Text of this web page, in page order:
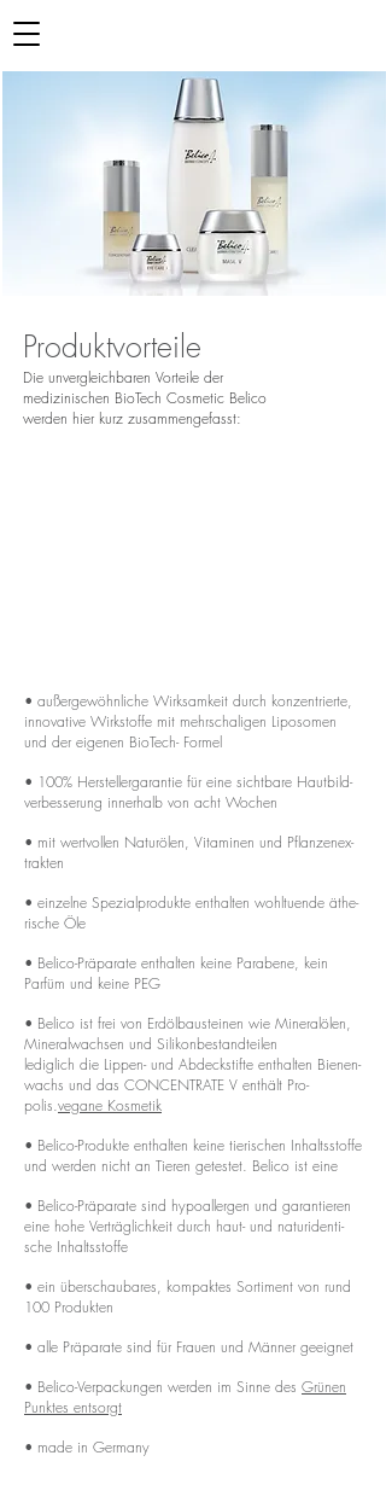
Produktvorteile
Die unver­­­g­­­leich­­­baren Vor­­­­­teile der
medi­­zi­­ni­­schen Bio­­Tech Cos­­metic Belico
werden hier kurz zusam­­­men­­­ge­­­fasst:
• au­­ßer­­ge­wöhn­­liche Wir­k­­sam­keit durch kon­zen­­trierte,
inno­va­­tive Wir­k­­stoffe mit mehr­­scha­­ligen Lipo­­somen
und der eigenen Bi­o­­­Tech- Formel
• 100% Her­s­­tel­­ler­­ga­rantie für eine sich­t­­bare Hau­t­­­bil­d­
ver­­­be­s­­se­rung in­n­er­halb von acht Wochen
• mit wer­t­vollen Natu­rölen, Vita­­minen und Pflan­zen­ex­
trakten
• ein­­zelne Spe­­zial­­pro­­dukte ent­­halten wohl­­tu­ende äthe­
ri­­sche Öle
• Be­­lico-Präpa­­rate ent­­halten keine Pa­r­a­bene, kein
Parfüm und keine PEG
• Be­­lico ist frei von Erd­öl­­bau­­steinen wie Mi­­ne­ral­ölen,
Mine­ral­wachsen und Si­­li­­kon­be­­stan­d­­teilen
ledi­g­­lich die Lippen- und Abde­ck­s­­tifte ent­­halten Bie­­nen­
wachs und das CON­­CEN­T­­RATE V ent­­hält Pro­­­
polis.vegane Kos­­metik
• Be­­lico-Pro­­­dukte ent­­halten keine tie­ri­­schen Inhalts­­stoffe
und werden nicht an Tieren getestet. Belico ist eine
• Be­­lico-Präpa­­rate sind hypoal­l­ergen und ga­ran­­tieren
eine hohe Ver­­­träg­­­li­ch­keit durch haut- und natu­ri­­den­­ti­­
sche In­halts­­stoffe
• ein über­­schau­­bares, kom­­paktes Sor­ti­­ment von rund
100 Pro­­­dukten
• alle Präpa­­rate sind für Frauen und Männer geeignet
• Be­lico-Ver­pa­ckungen werden im Sinne des Grünen
Punktes entsorgt
• made in Ger­­many